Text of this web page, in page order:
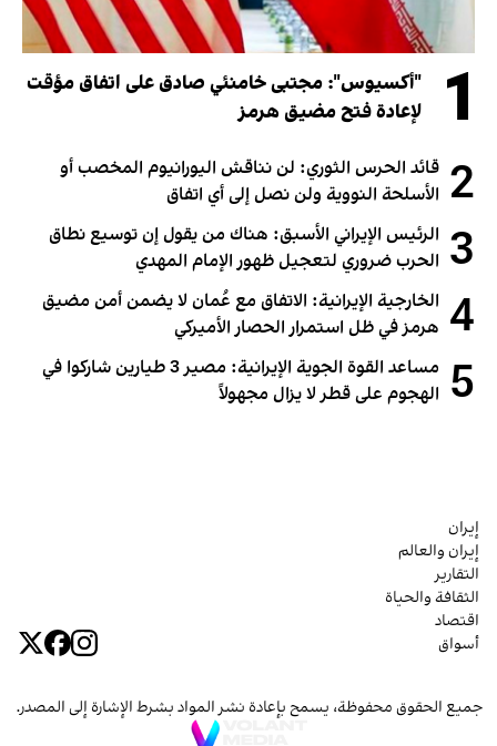
1
"أكسيوس": مجتبى خامنئي صادق على اتفاق مؤقت
لإعادة فتح مضيق هرمز
2 قائد الحرس الثوري: لن نناقش اليورانيوم المخصب أو
الأسلحة النووية ولن نصل إلى أي اتفاق
3 الرئيس الإيراني الأسبق: هناك من يقول إن توسيع نطاق
الحرب ضروري لتعجيل ظهور الإمام المهدي
4 الخارجية الإيرانية: الاتفاق مع عُمان لا يضمن أمن مضيق
هرمز في ظل استمرار الحصار الأميركي
5
مساعد القوة الجوية الإيرانية: مصير 3 طيارين شاركوا في
الهجوم على قطر لا يزال مجهولاً
إيران
إيران والعالم
التقارير
الثقافة والحياة
اقتصاد
أسواق
جميع الحقوق محفوظة، يسمح بإعادة نشر المواد بشرط الإشارة إلى المصدر.